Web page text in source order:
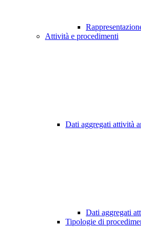
Attività e procedimenti
Dati aggregati attività
Dati aggregati
Tipologie di